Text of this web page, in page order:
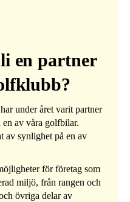
en partner
under året varit partner
av våra golfbilar.
av synlighet på en av
för företag som
miljö, från rangen och
övriga delar av